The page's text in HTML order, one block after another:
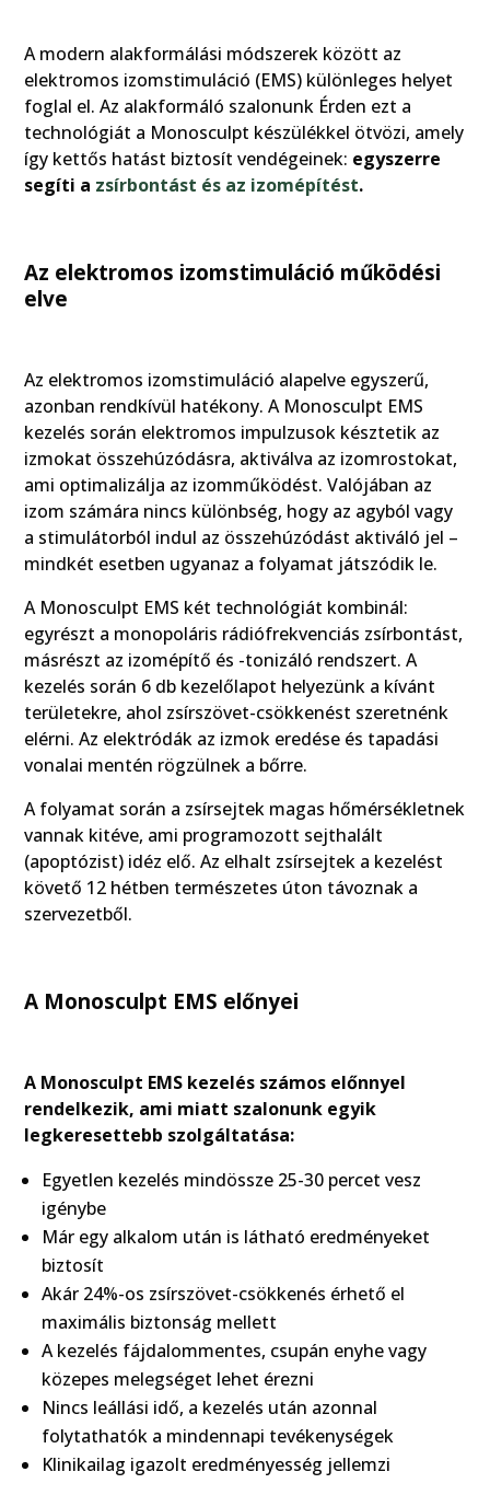
A modern alakformálási módszerek között az
elektromos izomstimuláció (EMS) különleges helyet
foglal el. Az alakformáló szalonunk Érden ezt a
technológiát a Monosculpt készülékkel ötvözi, amely
így kettős hatást biztosít vendégeinek: egyszerre
segíti a zsírbontást és az izomépítést.
Az elektromos izomstimuláció működési
elve
Az elektromos izomstimuláció alapelve egyszerű,
azonban rendkívül hatékony. A Monosculpt EMS
kezelés során elektromos impulzusok késztetik az
izmokat összehúzódásra, aktiválva az izomrostokat,
ami optimalizálja az izomműködést. Valójában az
izom számára nincs különbség, hogy az agyból vagy
a stimulátorból indul az összehúzódást aktiváló jel –
mindkét esetben ugyanaz a folyamat játszódik le.
A Monosculpt EMS két technológiát kombinál:
egyrészt a monopoláris rádiófrekvenciás zsírbontást,
másrészt az izomépítő és -tonizáló rendszert. A
kezelés során 6 db kezelőlapot helyezünk a kívánt
területekre, ahol zsírszövet-csökkenést szeretnénk
elérni. Az elektródák az izmok eredése és tapadási
vonalai mentén rögzülnek a bőrre.
A folyamat során a zsírsejtek magas hőmérsékletnek
vannak kitéve, ami programozott sejthalált
(apoptózist) idéz elő. Az elhalt zsírsejtek a kezelést
követő 12 hétben természetes úton távoznak a
szervezetből.
A Monosculpt EMS előnyei
A Monosculpt EMS kezelés számos előnnyel
rendelkezik, ami miatt szalonunk egyik
legkeresettebb szolgáltatása:
Egyetlen kezelés mindössze 25-30 percet vesz
igénybe
Már egy alkalom után is látható eredményeket
biztosít
Akár 24%-os zsírszövet-csökkenés érhető el
maximális biztonság mellett
A kezelés fájdalommentes, csupán enyhe vagy
közepes melegséget lehet érezni
Nincs leállási idő, a kezelés után azonnal
folytathatók a mindennapi tevékenységek
Klinikailag igazolt eredményesség jellemzi